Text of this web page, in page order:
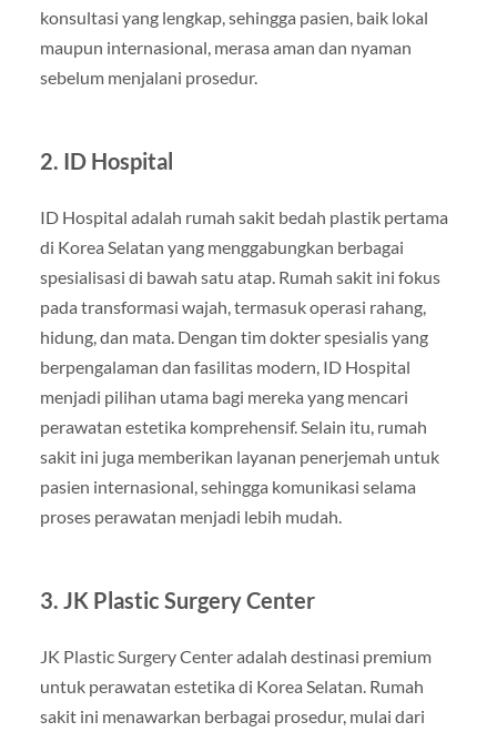
konsultasi yang lengkap, sehingga pasien, baik lokal
maupun internasional, merasa aman dan nyaman
sebelum menjalani prosedur.
2. ID Hospital
ID Hospital adalah rumah sakit bedah plastik pertama
di Korea Selatan yang menggabungkan berbagai
spesialisasi di bawah satu atap. Rumah sakit ini fokus
pada transformasi wajah, termasuk operasi rahang,
hidung, dan mata. Dengan tim dokter spesialis yang
berpengalaman dan fasilitas modern, ID Hospital
menjadi pilihan utama bagi mereka yang mencari
perawatan estetika komprehensif. Selain itu, rumah
sakit ini juga memberikan layanan penerjemah untuk
pasien internasional, sehingga komunikasi selama
proses perawatan menjadi lebih mudah.
3. JK Plastic Surgery Center
JK Plastic Surgery Center adalah destinasi premium
untuk perawatan estetika di Korea Selatan. Rumah
sakit ini menawarkan berbagai prosedur, mulai dari